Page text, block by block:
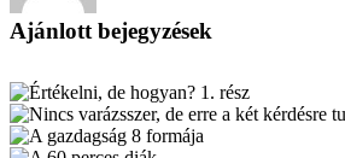
Ajánlott bejegyzések